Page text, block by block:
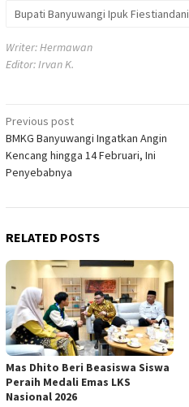
Bupati Banyuwangi Ipuk Fiestiandani
Writer: Hermawan
Editor: Irvan K.
Post
navigation
Previous post
BMKG Banyuwangi Ingatkan Angin
Kencang hingga 14 Februari, Ini
Penyebabnya
RELATED POSTS
Mas Dhito Beri Beasiswa Siswa
Peraih Medali Emas LKS
Nasional 2026